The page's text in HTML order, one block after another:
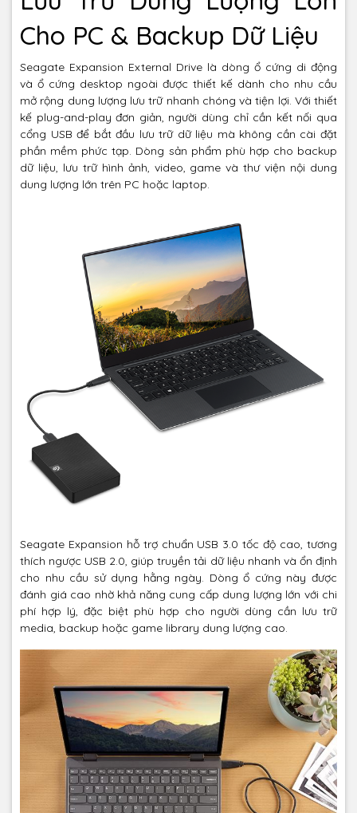
Cho PC & Backup Dữ Liệu
Seagate Expansion External Drive là dòng ổ cứng di động
và ổ cứng desktop ngoài được thiết kế dành cho nhu cầu
mở rộng dung lượng lưu trữ nhanh chóng và tiện lợi. Với thiết
kế plug-and-play đơn giản, người dùng chỉ cần kết nối qua
cổng USB để bắt đầu lưu trữ dữ liệu mà không cần cài đặt
phần mềm phức tạp. Dòng sản phẩm phù hợp cho backup
dữ liệu, lưu trữ hình ảnh, video, game và thư viện nội dung
dung lượng lớn trên PC hoặc laptop.
Seagate Expansion hỗ trợ chuẩn USB 3.0 tốc độ cao, tương
thích ngược USB 2.0, giúp truyền tải dữ liệu nhanh và ổn định
cho nhu cầu sử dụng hằng ngày. Dòng ổ cứng này được
đánh giá cao nhờ khả năng cung cấp dung lượng lớn với chi
phí hợp lý, đặc biệt phù hợp cho người dùng cần lưu trữ
media, backup hoặc game library dung lượng cao.